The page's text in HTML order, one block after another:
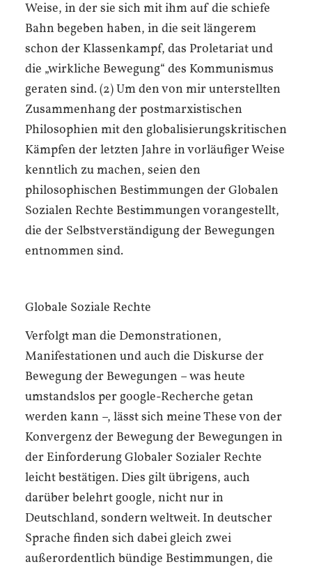
Weise, in der sie sich mit ihm auf die schiefe
Bahn begeben haben, in die seit längerem
schon der Klassenkampf, das Proletariat und
die „wirkliche Bewegung“ des Kommunismus
geraten sind. (2) Um den von mir unterstellten
Zusammenhang der postmarxistischen
Philosophien mit den globalisierungskritischen
Kämpfen der letzten Jahre in vorläufiger Weise
kenntlich zu machen, seien den
philosophischen Bestimmungen der Globalen
Sozialen Rechte Bestimmungen vorangestellt,
die der Selbstverständigung der Bewegungen
entnommen sind.
Globale Soziale Rechte
Verfolgt man die Demonstrationen,
Manifestationen und auch die Diskurse der
Bewegung der Bewegungen – was heute
umstandslos per google-Recherche getan
werden kann –, lässt sich meine These von der
Konvergenz der Bewegung der Bewegungen in
der Einforderung Globaler Sozialer Rechte
leicht bestätigen. Dies gilt übrigens, auch
darüber belehrt google, nicht nur in
Deutschland, sondern weltweit. In deutscher
Sprache finden sich dabei gleich zwei
außerordentlich bündige Bestimmungen, die